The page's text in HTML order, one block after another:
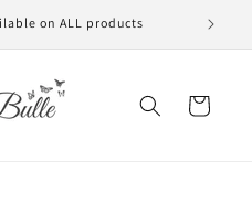
on ALL products VAT
物